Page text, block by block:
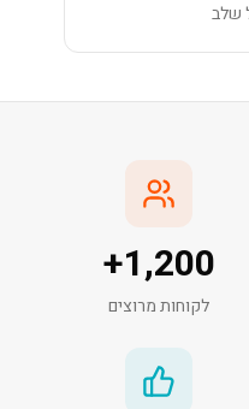
שלב
1,200
+
לקוחות מרוצים